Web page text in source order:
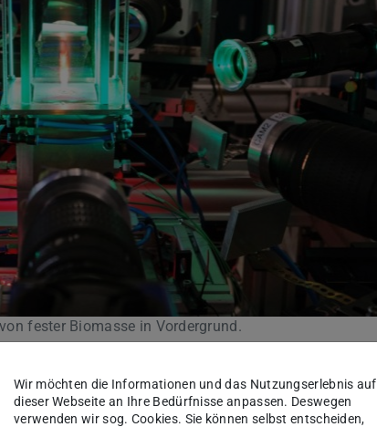
fester Biomasse in Vordergrund.
um das bei der energetischen Nutzung
CO2möglichst effizient und vollständig für
Wir möchten die Informationen und das Nutzungserlebnis auf
dieser Webseite an Ihre Bedürfnisse anpassen. Deswegen
verwenden wir sog. Cookies. Sie können selbst entscheiden,